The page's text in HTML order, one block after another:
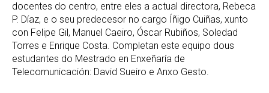
docentes do centro, entre eles a actual directora, Rebeca
P. Díaz, e o seu predecesor no cargo Íñigo Cuiñas, xunto
con Felipe Gil, Manuel Caeiro, Óscar Rubiños, Soledad
Torres e Enrique Costa. Completan este equipo dous
estudantes do Mestrado en Enxeñaría de
Telecomunicación: David Sueiro e Anxo Gesto.